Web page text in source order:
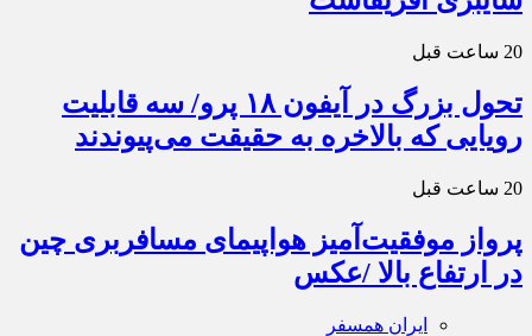
20 ساعت قبل
تحول بزرگ در آیفون ۱۸ پرو/ سه قابلیت
رویایی که بالاخره به حقیقت می‌پیوندند
20 ساعت قبل
پرواز موفقیت‌آمیز هواپیمای مسافربری چین
در ارتفاع بالا /عکس
ایران همسفر